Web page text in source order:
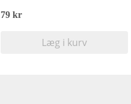
79 kr
Læg i kurv